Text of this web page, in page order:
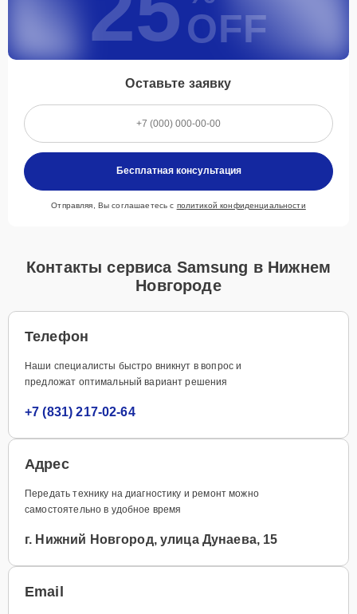
OFF
Оставьте заявку
Бесплатная консультация
Отправляя, Вы соглашаетесь с политикой конфиденциальности
Контакты сервиса Samsung в Нижнем
Новгороде
Телефон
Наши специалисты быстро вникнут в вопрос и
предложат оптимальный вариант решения
+7 (831) 217-02-64
Адрес
Передать технику на диагностику и ремонт можно
самостоятельно в удобное время
г. Нижний Новгород, улица Дунаева, 15
Email